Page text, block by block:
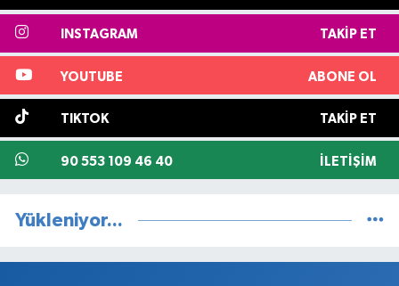
INSTAGRAM TAKIP ET
YOUTUBE ABONE OL
TIKTOK TAKIP ET
90 553 109 46 40 İLETIŞIM
Yükleniyor...